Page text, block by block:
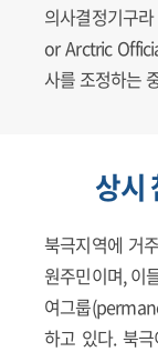
의사결정기구
or Arctric
사를 조정하는
상시
북극지역에 거
원주민이며, 이
여그룹
하고 있다. 북